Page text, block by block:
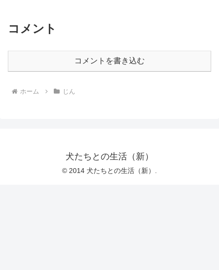
コメント
コメントを書き込む
ホーム じん
犬たちとの生活（新）
© 2014 犬たちとの生活（新）.